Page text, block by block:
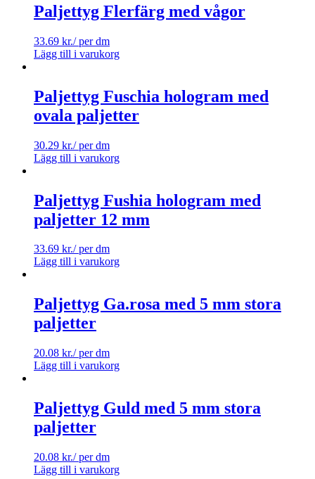
Paljettyg Flerfärg med vågor
33.69 kr./ per dm
Lägg till i varukorg
Paljettyg Fuschia hologram med
ovala paljetter
30.29 kr./ per dm
Lägg till i varukorg
Paljettyg Fushia hologram med
paljetter 12 mm
33.69 kr./ per dm
Lägg till i varukorg
Paljettyg Ga.rosa med 5 mm stora
paljetter
20.08 kr./ per dm
Lägg till i varukorg
Paljettyg Guld med 5 mm stora
paljetter
20.08 kr./ per dm
Lägg till i varukorg